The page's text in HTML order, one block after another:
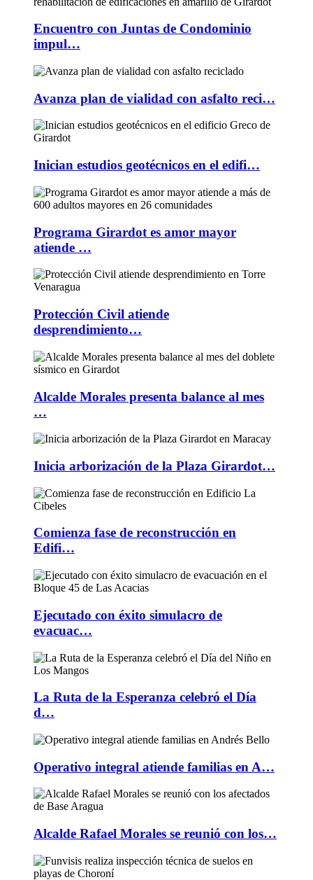
Encuentro con Juntas de Condominio
impul…
Avanza plan de vialidad con asfalto reci…
Inician estudios geotécnicos en el edifi…
Programa Girardot es amor mayor
atiende …
Protección Civil atiende
desprendimiento…
Alcalde Morales presenta balance al mes
…
Inicia arborización de la Plaza Girardot…
Comienza fase de reconstrucción en
Edifi…
Ejecutado con éxito simulacro de
evacuac…
La Ruta de la Esperanza celebró el Día
d…
Operativo integral atiende familias en A…
Alcalde Rafael Morales se reunió con los…